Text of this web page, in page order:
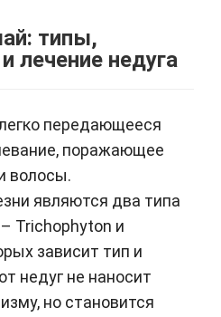
типы,
лечение недуга
передающееся
поражающее
волосы.
являются два типа
Trichophyton и
зависит тип и
недуг не наносит
но становится